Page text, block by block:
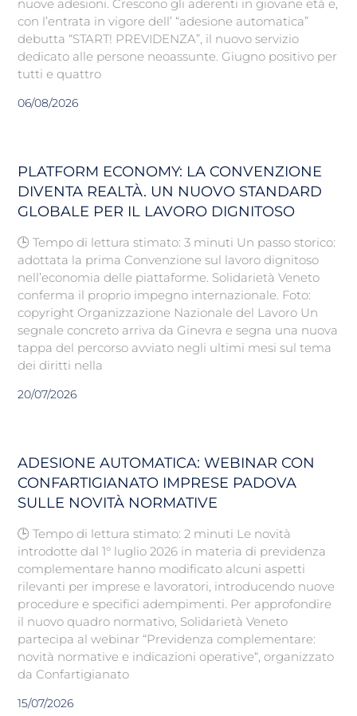
nuove adesioni. Crescono gli aderenti in giovane età e,
con l’entrata in vigore dell’ “adesione automatica”
debutta “START! PREVIDENZA”, il nuovo servizio
dedicato alle persone neoassunte. Giugno positivo per
tutti e quattro
06/08/2026
PLATFORM ECONOMY: LA CONVENZIONE
DIVENTA REALTÀ. UN NUOVO STANDARD
GLOBALE PER IL LAVORO DIGNITOSO
🕒 Tempo di lettura stimato: 3 minuti Un passo storico:
adottata la prima Convenzione sul lavoro dignitoso
nell’economia delle piattaforme. Solidarietà Veneto
conferma il proprio impegno internazionale. Foto:
copyright Organizzazione Nazionale del Lavoro Un
segnale concreto arriva da Ginevra e segna una nuova
tappa del percorso avviato negli ultimi mesi sul tema
dei diritti nella
20/07/2026
ADESIONE AUTOMATICA: WEBINAR CON
CONFARTIGIANATO IMPRESE PADOVA
SULLE NOVITÀ NORMATIVE
🕒 Tempo di lettura stimato: 2 minuti Le novità
introdotte dal 1° luglio 2026 in materia di previdenza
complementare hanno modificato alcuni aspetti
rilevanti per imprese e lavoratori, introducendo nuove
procedure e specifici adempimenti. Per approfondire
il nuovo quadro normativo, Solidarietà Veneto
partecipa al webinar “Previdenza complementare:
novità normative e indicazioni operative“, organizzato
da Confartigianato
15/07/2026